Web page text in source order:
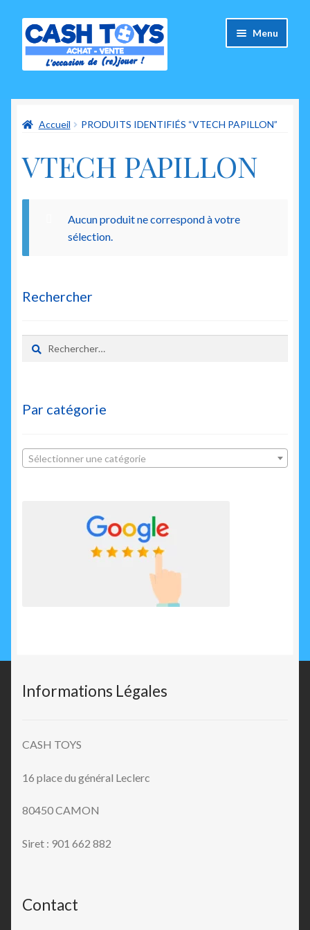
Aller
à
Aller
au
contenu
Menu
Carte Cadeau
Panier
Mes commandes
Mon compte
Accueil PRODUITS IDENTIFIÉS “VTECH PAPILLON”
VTECH PAPILLON
Aucun produit ne correspond à votre
sélection.
Rechercher
Rechercher :
Par catégorie
Sélectionner une catégorie
Informations Légales
CASH TOYS
16 place du général Leclerc
80450 CAMON
Siret : 901 662 882
Contact